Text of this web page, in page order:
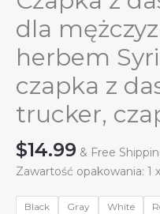
dla
herbem
czapka z
trucker,
$14.99 & Free
Zawartość opakowania:
Black Gray White